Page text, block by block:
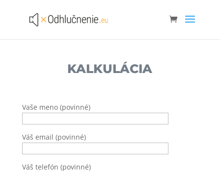
KALKULÁCIA
Vaše meno (povinné)
Váš email (povinné)
Váš telefón (povinné)